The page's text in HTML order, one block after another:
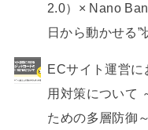
2.0）× Nano
日から動かせる”
ECサイト運営に
用対策について
ための多層防御～